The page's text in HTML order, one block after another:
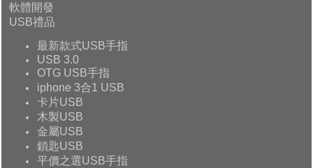
軟體開發
USB禮品
最新款式USB手指
USB 3.0
OTG USB手指
iphone 3合1 USB
卡片USB
木製USB
金屬USB
鎖匙USB
平價之選USB手指